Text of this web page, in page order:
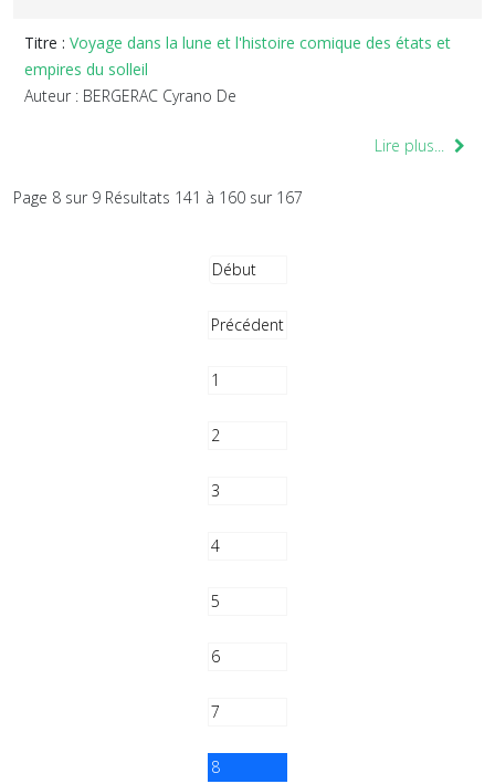
Titre : Voyage dans la lune et l'histoire comique des états et
empires du solleil
Auteur : BERGERAC Cyrano De
Lire plus...
Page 8 sur 9 Résultats 141 à 160 sur 167
Début
Précédent
1
2
3
4
5
6
7
8